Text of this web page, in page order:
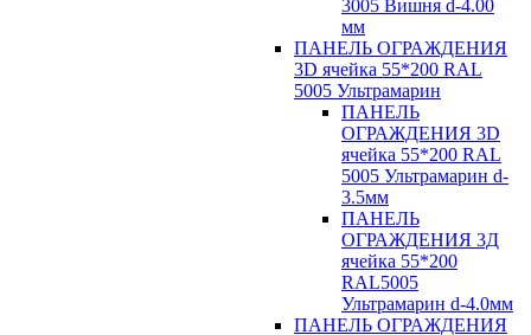
3005 Вишня d-4.00
мм
ПАНЕЛЬ ОГРАЖДЕНИЯ
3D ячейка 55*200 RAL
5005 Ультрамарин
ПАНЕЛЬ
ОГРАЖДЕНИЯ 3D
ячейка 55*200 RAL
5005 Ультрамарин d-
3.5мм
ПАНЕЛЬ
ОГРАЖДЕНИЯ 3Д
ячейка 55*200
RAL5005
Ультрамарин d-4.0мм
ПАНЕЛЬ ОГРАЖДЕНИЯ